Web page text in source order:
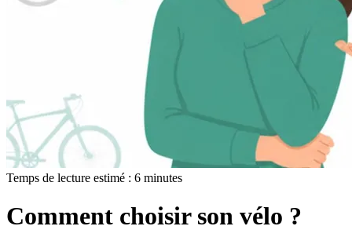
Temps de lecture estimé : 6 minutes
Comment choisir son vélo ?